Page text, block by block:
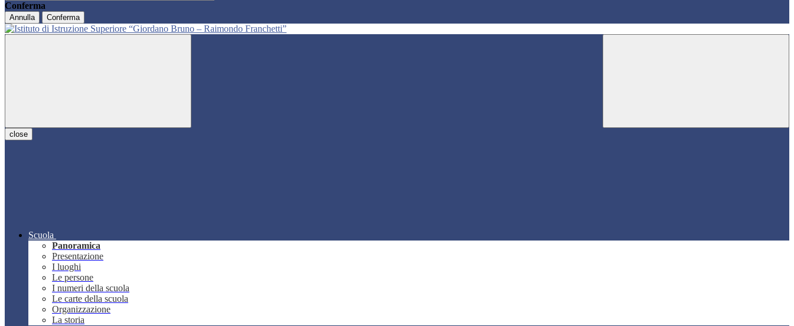
Conferma
Annulla Conferma
close
Scuola
Panoramica
Presentazione
I luoghi
Le persone
I numeri della scuola
Le carte della scuola
Organizzazione
La storia